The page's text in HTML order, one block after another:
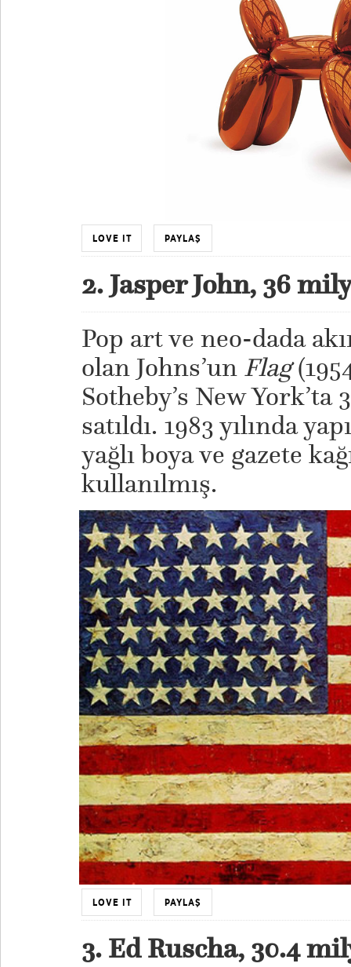
LOVE IT PAYLAŞ
2. Jasper John, 36
Pop art ve neo-dada
olan Johns’un Flag
Sotheby’s New
satıldı. 1983 yılında
yağlı boya ve gazete
kullanılmış.
LOVE IT PAYLAŞ
3. Ed Ruscha, 30.4